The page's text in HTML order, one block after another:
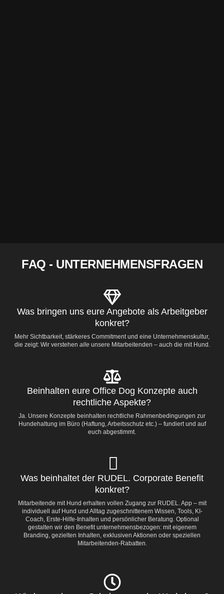
FAQ - UNTERNEHMENSFRAGEN
Was bringen uns eure Angebote als Arbeitgeber
konkret?
Mehr Sichtbarkeit, stärkeres Commitment und eine Unternehmenskultur,
die zeigt: Wir verstehen alleunsere Mitarbeitenden – auch die mit Hund.
Beinhalten eure Office Dog Konzepte auch
rechtliche Aspekte?
Ja. Unsere Konzepte beinhalten rechtliche Rahmenbedingungen zur
Hundehaltung im Büro (Haftung, Arbeitsschutz etc.) – fundiert und auf
euch abgestimmt.
Was beinhaltet der RUDEL. Corporate Benefit
konkret?
Mitarbeitende mit Hund erhalten vollen Zugang zur RUDEL. App – mit
individuell auf Hund und Alltag zugeschnittenem Wissen, Tools, KI-
Coach, Erste-Hilfe-Inhalten und persönlicher Beratung. Optional
gestalten wir den Benefit unternehmensbezogen: mit eigenem
Branding, gezielten Inhalten, exklusiven Aktionen oder speziellen
Mitarbeitenden-Rabatten.